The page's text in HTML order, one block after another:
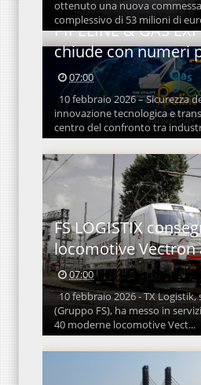
ottenuto una nuova
complessivo di 53 milioni di
PIPELINE & GAS
chiude con numeri
07:00
10 febbraio 2026 – Sicurezza
innovazione tecnologica e
centro del confronto tra
FS LOGISTIX
locomotive Vectron
07:00
10 febbraio 2026 - TX Logistik,
(Gruppo FS), ha messo in
40 moderne locomotive Vect...